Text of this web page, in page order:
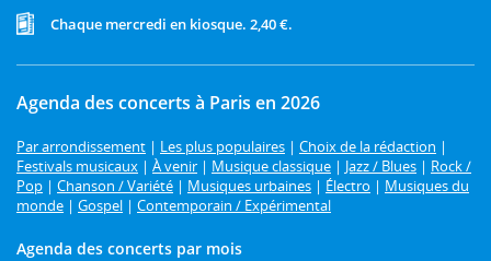
Chaque mercredi en kiosque. 2,40 €.
Agenda des concerts à Paris en 2026
Par arrondissement | Les plus populaires | Choix de la rédaction |
Festivals musicaux | À venir | Musique classique | Jazz / Blues | Rock /
Pop | Chanson / Variété | Musiques urbaines | Électro | Musiques du
monde | Gospel | Contemporain / Expérimental
Agenda des concerts par mois